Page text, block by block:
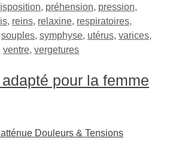
, préhension, pression,
, reins, relaxine, respiratoires,
souples, symphyse, utérus, varices,
ventre, vergetures
pour la femme